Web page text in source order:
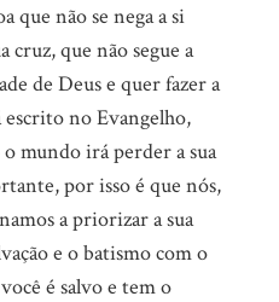
que não se nega a si
cruz, que não segue a
de Deus e quer fazer a
escrito no Evangelho,
mundo irá perder a sua
por isso é que nós,
a priorizar a sua
e o batismo com o
é salvo e tem o